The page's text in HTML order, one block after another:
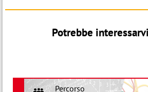
Potrebbe
Percorso